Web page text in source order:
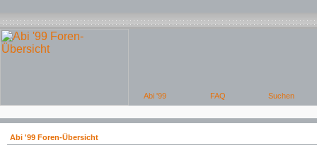
Abi '99 Foren-Übersicht